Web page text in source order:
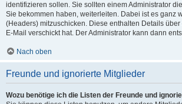
identifizieren sollen. Sie sollten einem Administrator
Sie bekommen haben, weiterleiten. Dabei ist es ganz
(Headers) mitzuschicken. Diese enthalten Details über
E-Mail verschickt hat. Der Administrator kann dann
Nach oben
Freunde und ignorierte Mitglieder
Wozu benötige ich die Listen der Freunde und